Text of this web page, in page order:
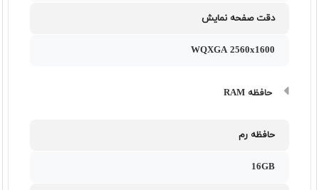
دقت صفحه نمایش
WQXGA 2560x1600
حافظه RAM
حافظه رم
16GB